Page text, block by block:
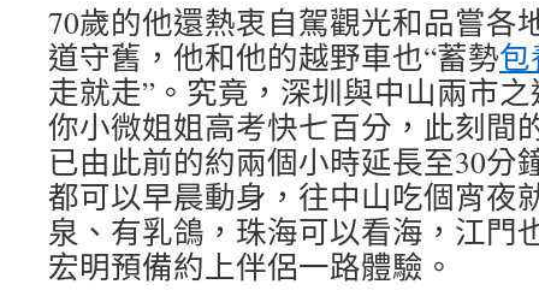
70歲的他還熱衷自駕觀光和品嘗各
道守舊，他和他的越野車也“蓄勢
走就走”。究竟，深圳與中山兩市
你小微姐姐高考快七百分，此刻間
已由此前的約兩個小時延長至30分
都可以早晨動身，往中山吃個宵夜
泉、有乳鴿，珠海可以看海，江
宏明預備約上伴侶一路體驗。